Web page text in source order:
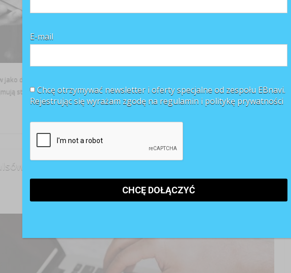
dzieci, tymczasem najstarsi z nich w ciągu trzech-czterech lat będą obchodzić swoje
stery na rynku pracy, obejmując funkcje liderów. Stanowią też coraz liczniejszą
E-mail
Chcę otrzymywać newsletter i oferty specjalne od zespołu EBnavi.
Rejestrując się wyrażam zgodę na regulamin i politykę prywatności